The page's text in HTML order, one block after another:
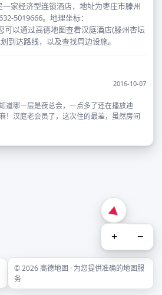
家经济型连锁酒店，地址为枣庄市滕州
5019666。地理坐标：
可以通过高德地图查看汉庭酒店(滕州杏坛
到达路线，以及查找周边设施。
2016-10-07
道哪一层是夜总会，一点多了还在播放迪
！汉庭老会员了，这次住的最差，虽然房间
+ −
© 2026 高德地图 · 为您提供准确的地图服
务